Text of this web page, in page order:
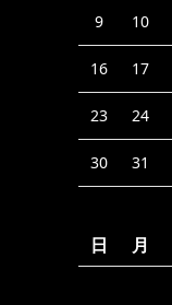
9 10
16 17
23 24
30 31
日
月